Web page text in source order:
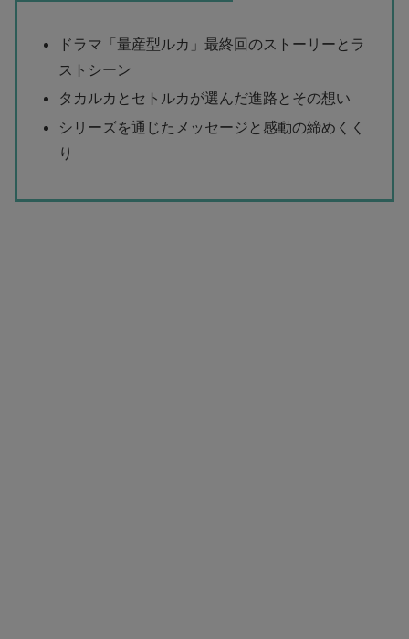
ドラマ「量産型ルカ」最終回のストーリーとラ
ストシーン
タカルカとセトルカが選んだ進路とその想い
シリーズを通じたメッセージと感動の締めくく
り